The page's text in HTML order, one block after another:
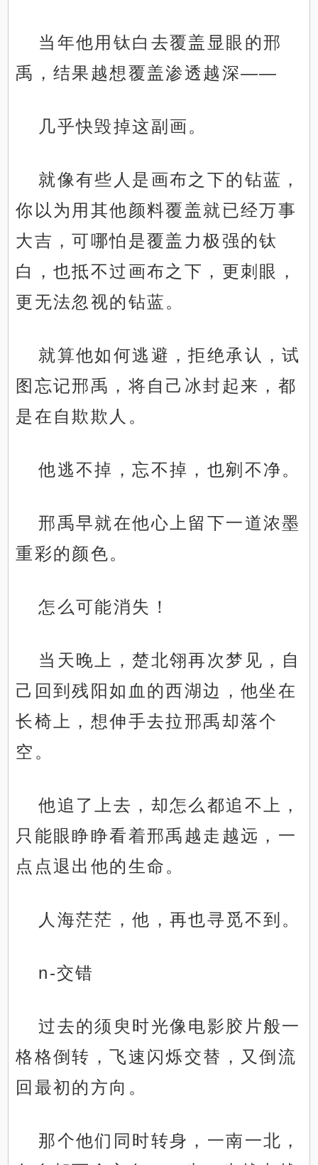
当年他用钛白去覆盖显眼的邢
禹，结果越想覆盖渗透越深——
几乎快毁掉这副画。
就像有些人是画布之下的钻蓝，
你以为用其他颜料覆盖就已经万事
大吉，可哪怕是覆盖力极强的钛
白，也抵不过画布之下，更刺眼，
更无法忽视的钻蓝。
就算他如何逃避，拒绝承认，试
图忘记邢禹，将自己冰封起来，都
是在自欺欺人。
他逃不掉，忘不掉，也剜不净。
邢禹早就在他心上留下一道浓墨
重彩的颜色。
怎么可能消失！
当天晚上，楚北翎再次梦见，自
己回到残阳如血的西湖边，他坐在
长椅上，想伸手去拉邢禹却落个
空。
他追了上去，却怎么都追不上，
只能眼睁睁看着邢禹越走越远，一
点点退出他的生命。
人海茫茫，他，再也寻觅不到。
n-交错
过去的须臾时光像电影胶片般一
格格倒转，飞速闪烁交替，又倒流
回最初的方向。
那个他们同时转身，一南一北，